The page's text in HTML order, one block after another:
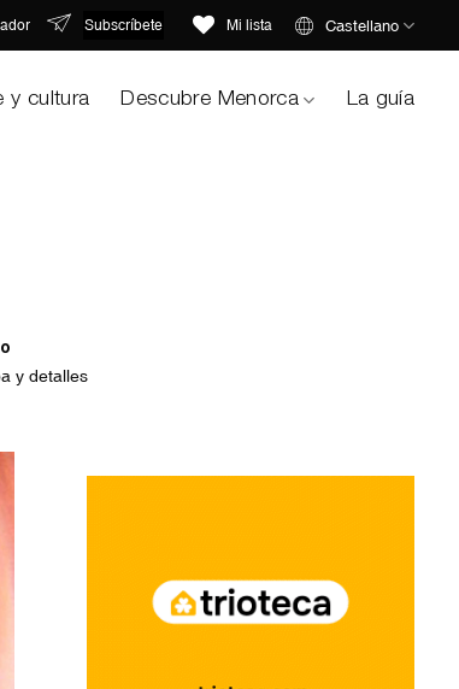
Subscríbete Mi lista Castellano
y cultura Descubre Menorca La guía
y detalles